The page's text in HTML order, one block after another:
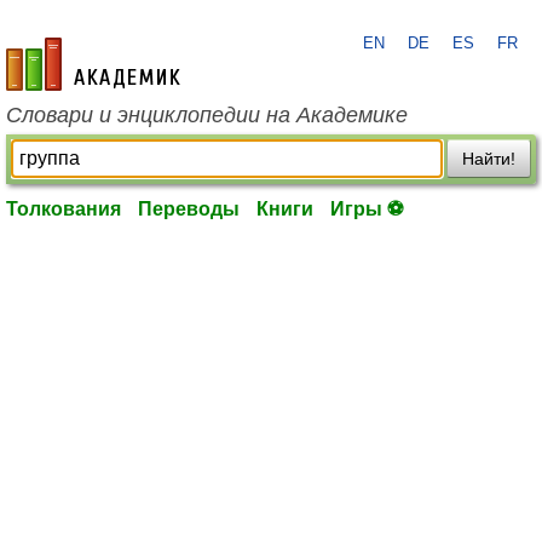
academic.ru
EN DE ES FR
Словари и энциклопедии на Академике
Найти!
Толкования Переводы Книги Игры ⚽